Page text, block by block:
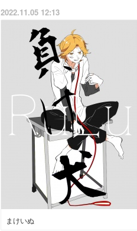
2022.11.05 12:13
まけいぬ